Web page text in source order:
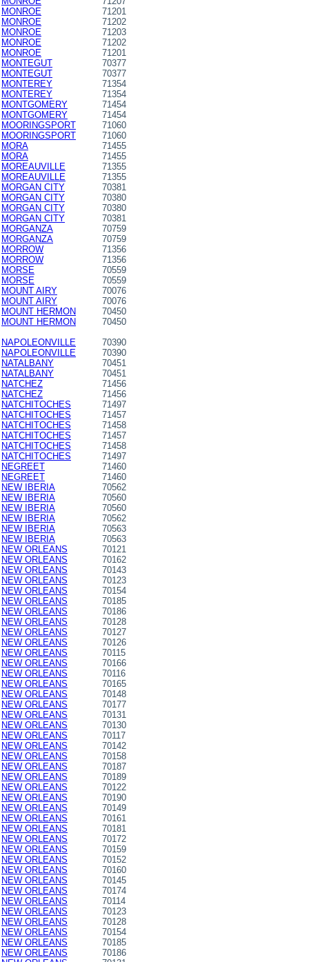
MONROE
71201
MONROE
71202
MONROE
71203
MONROE
71202
MONROE
71201
MONTEGUT
70377
MONTEGUT
70377
MONTEREY
71354
MONTEREY
71354
MONTGOMERY
71454
MONTGOMERY
71454
MOORINGSPORT
71060
MOORINGSPORT
71060
MORA
71455
MORA
71455
MOREAUVILLE
71355
MOREAUVILLE
71355
MORGAN CITY
70381
MORGAN CITY
70380
MORGAN CITY
70380
MORGAN CITY
70381
MORGANZA
70759
MORGANZA
70759
MORROW
71356
MORROW
71356
MORSE
70559
MORSE
70559
MOUNT AIRY
70076
MOUNT AIRY
70076
MOUNT HERMON
70450
MOUNT HERMON
70450
NAPOLEONVILLE
70390
NAPOLEONVILLE
70390
NATALBANY
70451
NATALBANY
70451
NATCHEZ
71456
NATCHEZ
71456
NATCHITOCHES
71497
NATCHITOCHES
71457
NATCHITOCHES
71458
NATCHITOCHES
71457
NATCHITOCHES
71458
NATCHITOCHES
71497
NEGREET
71460
NEGREET
71460
NEW IBERIA
70562
NEW IBERIA
70560
NEW IBERIA
70560
NEW IBERIA
70562
NEW IBERIA
70563
NEW IBERIA
70563
NEW ORLEANS
70121
NEW ORLEANS
70162
NEW ORLEANS
70143
NEW ORLEANS
70123
NEW ORLEANS
70154
NEW ORLEANS
70185
NEW ORLEANS
70186
NEW ORLEANS
70128
NEW ORLEANS
70127
NEW ORLEANS
70126
NEW ORLEANS
70115
NEW ORLEANS
70166
NEW ORLEANS
70116
NEW ORLEANS
70165
NEW ORLEANS
70148
NEW ORLEANS
70177
NEW ORLEANS
70131
NEW ORLEANS
70130
NEW ORLEANS
70117
NEW ORLEANS
70142
NEW ORLEANS
70158
NEW ORLEANS
70187
NEW ORLEANS
70189
NEW ORLEANS
70122
NEW ORLEANS
70190
NEW ORLEANS
70149
NEW ORLEANS
70161
NEW ORLEANS
70181
NEW ORLEANS
70172
NEW ORLEANS
70159
NEW ORLEANS
70152
NEW ORLEANS
70160
NEW ORLEANS
70145
NEW ORLEANS
70174
NEW ORLEANS
70114
NEW ORLEANS
70123
NEW ORLEANS
70128
NEW ORLEANS
70154
NEW ORLEANS
70185
NEW ORLEANS
70186